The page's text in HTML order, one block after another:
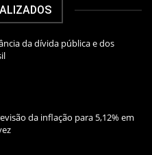
da dívida pública e dos
da inflação para 5,12% em